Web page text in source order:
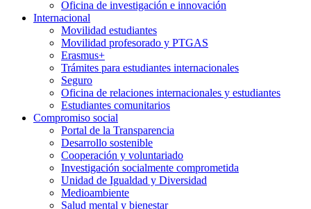
Oficina de investigación e innovación
Internacional
Movilidad estudiantes
Movilidad profesorado y PTGAS
Erasmus+
Trámites para estudiantes internacionales
Seguro
Oficina de relaciones internacionales y estudiantes
Estudiantes comunitarios
Compromiso social
Portal de la Transparencia
Desarrollo sostenible
Cooperación y voluntariado
Investigación socialmente comprometida
Unidad de Igualdad y Diversidad
Medioambiente
Salud mental y bienestar